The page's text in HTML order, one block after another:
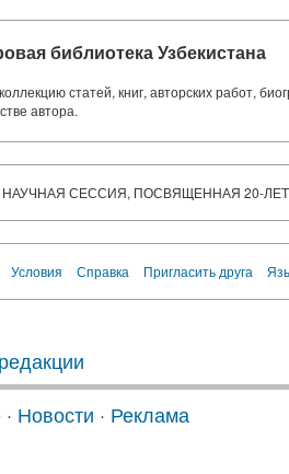
библиотека Узбекистана
статей, книг, авторских работ,
автора.
НАУЧНАЯ СЕССИЯ, ПОСВЯЩЕННАЯ 20-
Условия Справка Пригласить друга
· Новости · Реклама